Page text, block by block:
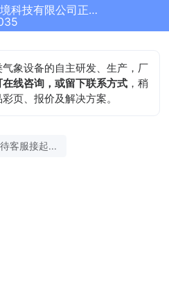
山东天合环境科技有限公司正在为您服务
象设备的自主研发、生产，厂
在线咨询，或留下联系方式 ，稍
页、报价及解决方案。
客服接起...